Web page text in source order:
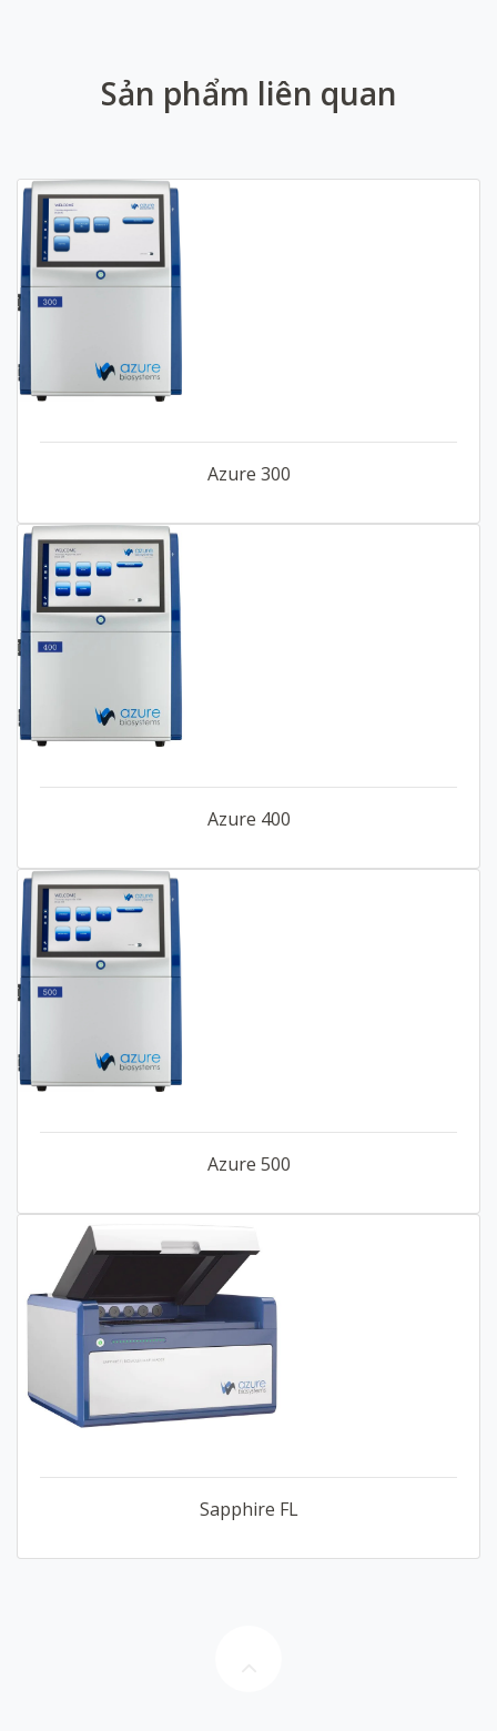
Sản phẩm liên quan
Azure 300
Azure 400
Azure 500
Sapphire FL